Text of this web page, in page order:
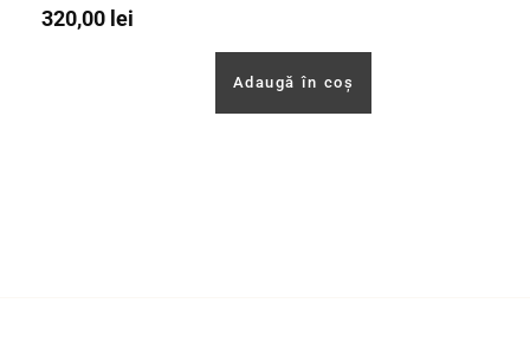
320,00 lei
Adaugă în coș